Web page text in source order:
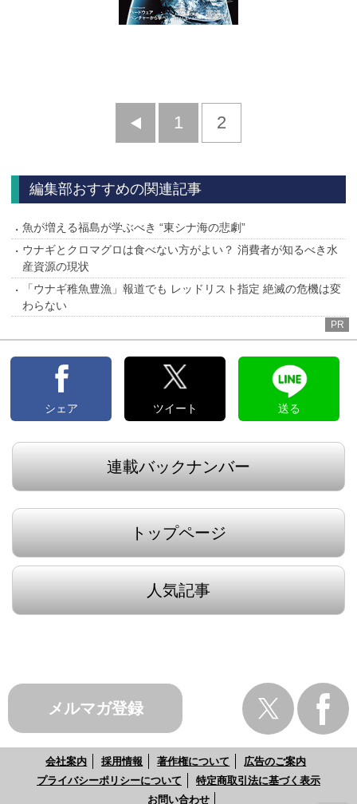
前
1 2
編集部おすすめの関連記事
魚が増える福島が学ぶべき “東シナ海の悲劇”
ウナギとクロマグロは食べない方がよい？ 消費者が知るべき水
産資源の現状
「ウナギ稚魚豊漁」報道でも レッドリスト指定 絶滅の危機は変
わらない
PR
シェア ツイート 送る
連載バックナンバー
トップページ
人気記事
メルマガ登録
会社案内 採用情報 著作権について
広告のご案内
プライバシーポリシーについて
特定商取引法に基づく表示
お問い合わせ